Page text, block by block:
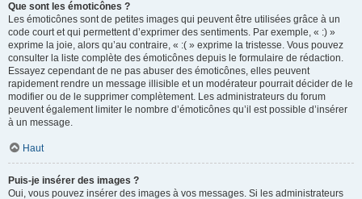
Que sont les émoticônes ?
Les émoticônes sont de petites images qui peuvent être utilisées grâce à un
code court et qui permettent d’exprimer des sentiments. Par exemple, « :) »
exprime la joie, alors qu’au contraire, « :( » exprime la tristesse. Vous pouvez
consulter la liste complète des émoticônes depuis le formulaire de rédaction.
Essayez cependant de ne pas abuser des émoticônes, elles peuvent
rapidement rendre un message illisible et un modérateur pourrait décider de le
modifier ou de le supprimer complètement. Les administrateurs du forum
peuvent également limiter le nombre d’émoticônes qu’il est possible d’insérer
à un message.
Haut
Puis-je insérer des images ?
Oui, vous pouvez insérer des images à vos messages. Si les administrateurs